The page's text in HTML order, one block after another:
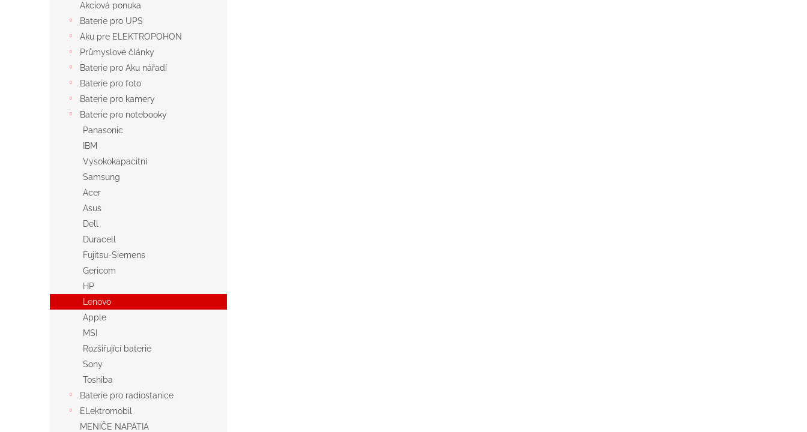
Akciová ponuka
Baterie pro UPS
Aku pre ELEKTROPOHON
Průmyslové články
Baterie pro Aku nářadí
Baterie pro foto
Baterie pro kamery
Baterie pro notebooky
Panasonic
IBM
Vysokokapacitní
Samsung
Acer
Asus
Dell
Duracell
Fujitsu-Siemens
Gericom
HP
Lenovo
Apple
MSI
Rozšiřující baterie
Sony
Toshiba
Baterie pro radiostanice
ELektromobil
MENIČE NAPÄTIA